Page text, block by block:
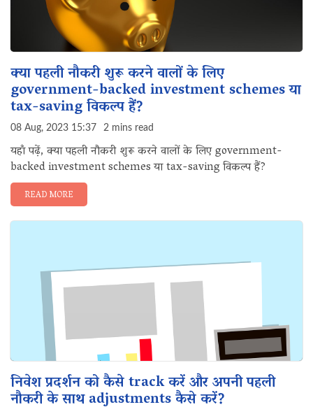
क्या पहली नौकरी शुरू करने वालों के लिए
government-backed investment schemes या
tax-saving विकल्प हैं?
08 Aug, 2023 15:37 2 mins read
यहाँ पढ़ें, क्या पहली नौकरी शुरू करने वालों के लिए government-
backed investment schemes या tax-saving विकल्प हैं?
READ MORE
निवेश प्रदर्शन को कैसे track करें और अपनी पहली
नौकरी के साथ adjustments कैसे करें?